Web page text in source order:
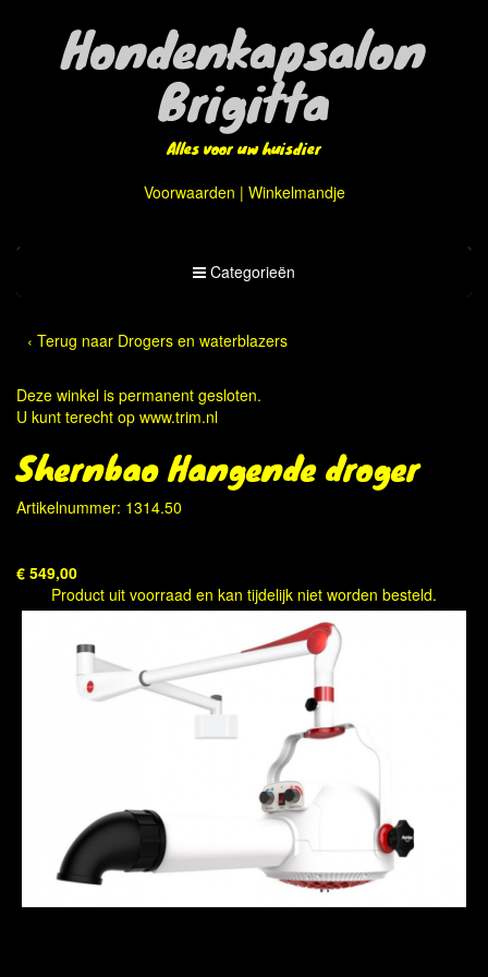
Hondenkapsalon
Brigitta
Alles voor uw huisdier
Voorwaarden | Winkelmandje
Toggle
Categorieën
‹ Terug naar Drogers en waterblazers
Deze winkel is permanent gesloten.
U kunt terecht op www.trim.nl
Shernbao Hangende droger
Artikelnummer: 1314.50
€ 549,00
Product uit voorraad en kan tijdelijk niet worden besteld.